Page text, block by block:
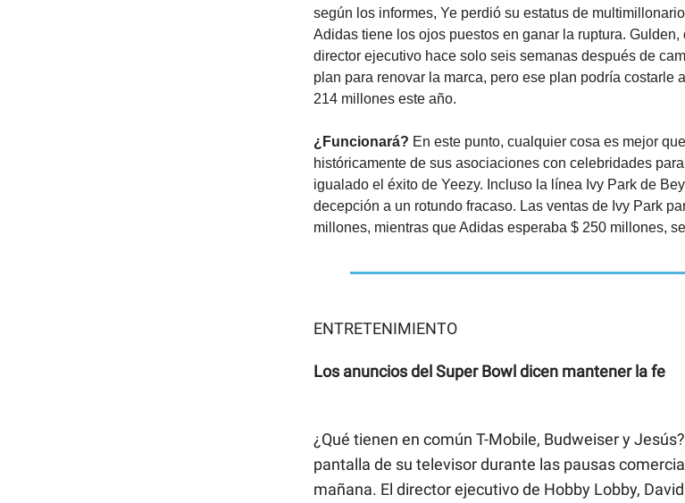
según los informes, Ye perdió su estatus de
Adidas tiene los ojos puestos en ganar la ruptura.
director ejecutivo hace solo seis semanas después de
plan para renovar la marca, pero ese plan podría costarle
214 millones este año.
¿Funcionará? En este punto, cualquier cosa es mejor
históricamente de sus asociaciones con celebridades
igualado el éxito de Yeezy. Incluso la línea Ivy Park de
decepción a un rotundo fracaso. Las ventas de Ivy Park
millones, mientras que Adidas esperaba $ 250 millones,
ENTRETENIMIENTO
Los anuncios del Super Bowl dicen mantener la fe
¿Qué tienen en común T-Mobile, Budweiser y
pantalla de su televisor durante las pausas
mañana. El director ejecutivo de Hobby Lobby,